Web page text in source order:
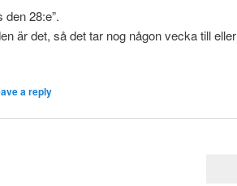
28:e”.
är det, så det tar nog någon vecka till eller
a reply